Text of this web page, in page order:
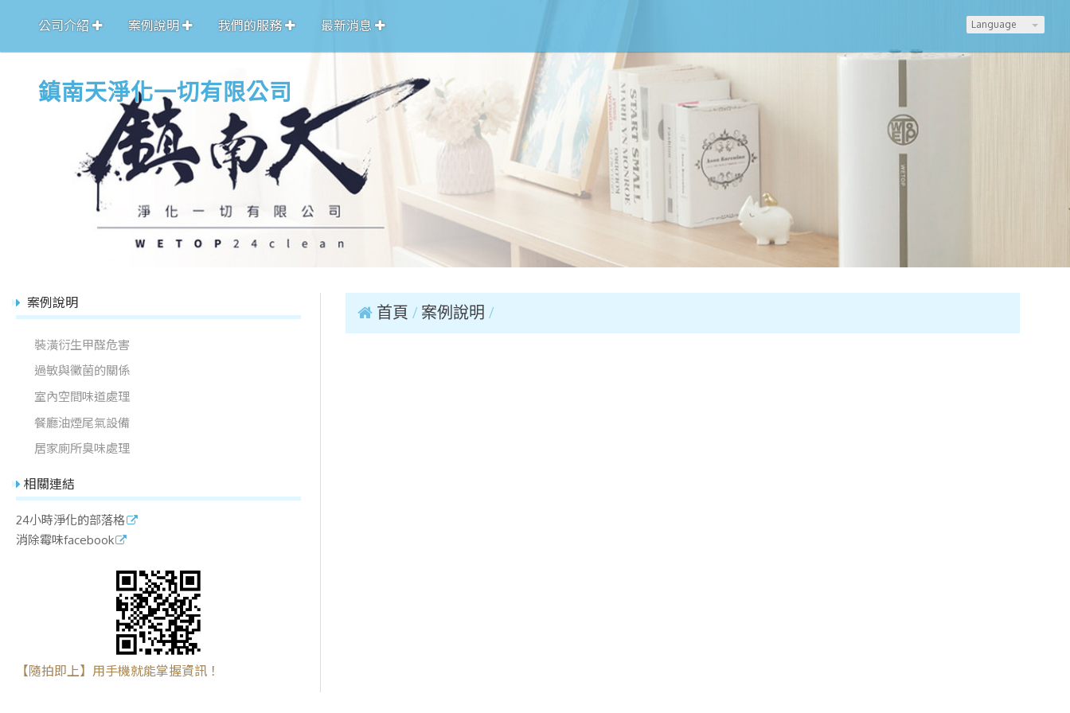
Language
鎮南天淨化一切有限公司
公司介紹 案例說明 我們的服務 最新消息
案例說明
裝潢衍生甲醛危害
過敏與黴菌的關係
室內空間味道處理
餐廳油煙尾氣設備
居家廁所臭味處理
相關連結
24小時淨化的部落格
消除霉味facebook
【隨拍即上】用手機就能掌握資訊！
首頁 案例說明